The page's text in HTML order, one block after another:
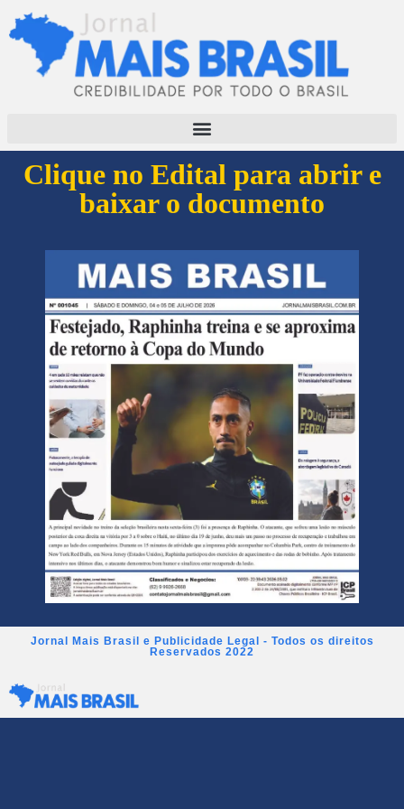
Clique no Edital para abrir e
baixar o documento
Jornal Mais Brasil e Publicidade Legal - Todos os direitos
Reservados 2022